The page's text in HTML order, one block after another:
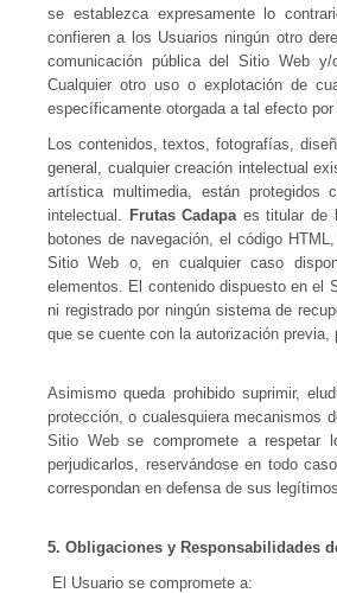
se establezca expresamente lo
confieren a los Usuarios ningún otro
comunicación pública del Sitio Web
Cualquier otro uso o explotación de
específicamente otorgada a tal efecto por
Los contenidos, textos, fotografías,
general, cualquier creación intelectual
artística multimedia, están protegidos
intelectual. Frutas Cadapaes titular de
botones de navegación, el código
Sitio Web o, en cualquier caso
elementos. El contenido dispuesto en el
ni registrado por ningún sistema de
que se cuente con la autorización
Asimismo queda prohibido suprimir,
protección, o cualesquiera mecanismos
Sitio Web se compromete a respetar
perjudicarlos, reservándose en todo caso
correspondan en defensa de sus
5. Obligaciones y Responsabilidades
El Usuario se compromete a: